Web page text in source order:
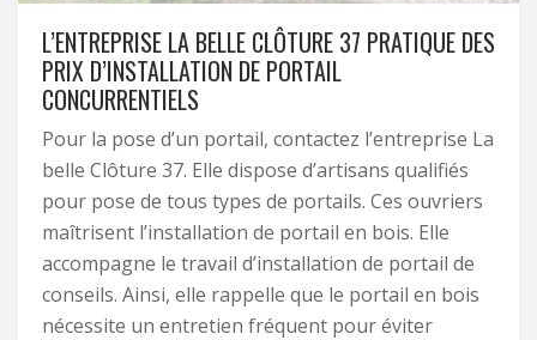
L’ENTREPRISE LA BELLE CLÔTURE 37 PRATIQUE DES
PRIX D’INSTALLATION DE PORTAIL
CONCURRENTIELS
Pour la pose d’un portail, contactez l’entreprise La
belle Clôture 37. Elle dispose d’artisans qualifiés
pour pose de tous types de portails. Ces ouvriers
maîtrisent l’installation de portail en bois. Elle
accompagne le travail d’installation de portail de
conseils. Ainsi, elle rappelle que le portail en bois
nécessite un entretien fréquent pour éviter